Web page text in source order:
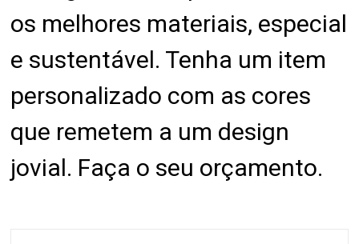
os melhores materiais, especial
e sustentável. Tenha um item
personalizado com as cores
que remetem a um design
jovial. Faça o seu orçamento.